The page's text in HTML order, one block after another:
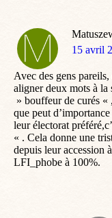
dit
15 avril
Avec des gens
aligner deux mots à
» bouffeur de curés «
que peut
leur électorat
« . Cela donne une
depuis leur accession
LFI_phobe à 100%.